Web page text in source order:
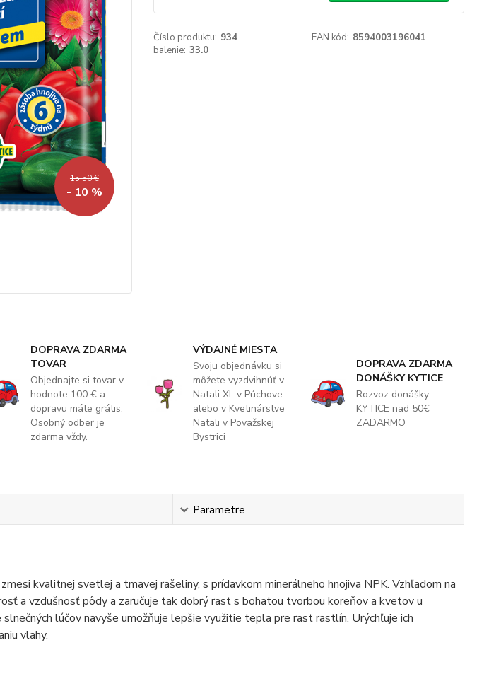
15,50 €
- 10 %
Číslo produktu: 934 EAN kód: 8594003196041
balenie: 33.0
DOPRAVA ZDARMA
TOVAR
Objednajte si tovar v
hodnote 100 € a
dopravu máte grátis.
Osobný odber je
zdarma vždy.
VÝDAJNÉ MIESTA
Svoju objednávku si
môžete vyzdvihnúť v
Natali XL v Púchove
alebo v Kvetinárstve
Natali v Považskej
Bystrici
DOPRAVA ZDARMA
DONÁŠKY KYTICE
Rozvoz donášky
KYTICE nad 50€
ZADARMO
Parametre
kvalitnej svetlej a tmavej rašeliny, s prídavkom minerálneho hnojiva NPK. Vzhľadom na
a vzdušnosť pôdy a zaručuje tak dobrý rast s bohatou tvorbou koreňov a kvetov u
lúčov navyše umožňuje lepšie využitie tepla pre rast rastlín. Urýchľuje ich
vlahy.